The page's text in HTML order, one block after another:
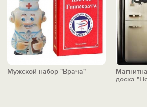
Мужской набор "Врача"
доска